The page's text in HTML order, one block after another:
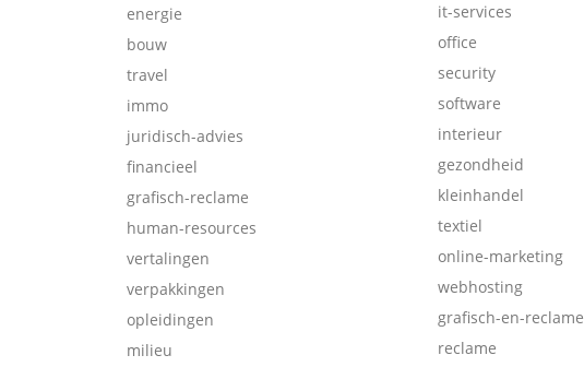
energie
bouw
travel
immo
juridisch-advies
financieel
grafisch-reclame
human-resources
vertalingen
verpakkingen
opleidingen
milieu
it-services
office
security
software
interieur
gezondheid
kleinhandel
textiel
online-marketing
webhosting
grafisch-en-reclame
reclame